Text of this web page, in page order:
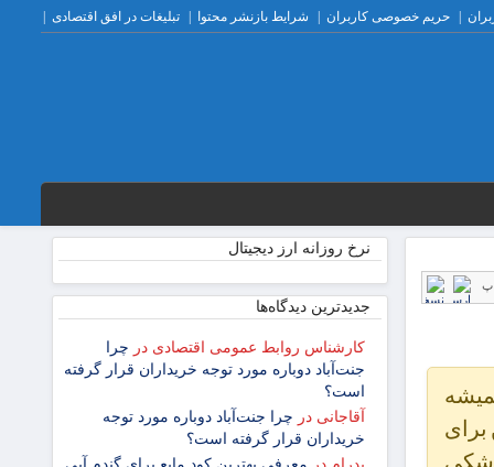
حریم خصوصی کاربران شرایط بازنشر محتوا تبلیغات در افق اقتصادی
پ
برای
نرخ روزانه ارز دیجیتال
جدیدترین دیدگاه‌‌ها
کارشناس روابط عمومی اقتصادی در چرا
جنت‌آباد دوباره مورد توجه خریداران قرار گرفته
است؟
آقاجانی در چرا جنت‌آباد دوباره مورد توجه
خریداران قرار گرفته است؟